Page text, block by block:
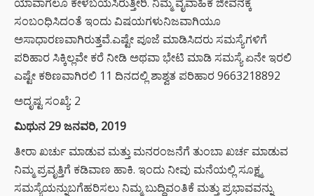
ಸಂಬಂಧಿಸಿದಂತೆ ಇಂದು ವಿಷಯಗಳುನಿಜವಾಗಿಯೂ
ಅಸಾಧಾರಣವಾಗಿರುತ್ತವೆ.ಎಷ್ಟೇ ಪೂಜೆ ಮಾಡಿಸಿದರು ಸಮಸ್ಯೆಗಳಿಗೆ
ಪರಿಹಾರ ಸಿಕ್ಕಿಲ್ಲವೇ ಕರೆ ನೀಡಿ ಅಥವಾ ಭೇಟಿ ಮಾಡಿ ಸಮಸ್ಯೆ ಏನೇ ಇರಲಿ
ಎಷ್ಟೇ ಕಠಿಣವಾಗಿರಲಿ 11 ದಿನದಲ್ಲಿ ಶಾಶ್ವತ ಪರಿಹಾರ 9663218892
ಅದೃಷ್ಟ ಸಂಖ್ಯೆ: 2
ಮಿಥುನ 29 ಜನವರಿ, 2019
ತೀರಾ ಖರ್ಚು ಮಾಡುವ ಮತ್ತು ಮನರಂಜನೆಗೆ ತುಂಬಾ ಖರ್ಚ ಮಾಡುವ
ನಿಮ್ಮ ಪ್ರವೃತ್ತಿಗೆ ಕಡಿವಾಣ ಹಾಕಿ. ಇಂದು ನೀವು ಮನೆಯಲ್ಲಿ ಸೂಕ್ಷ್ಮ
ಸಮಸ್ಯೆಯನ್ನುಬಗೆಹರಿಸಲು ನಿಮ್ಮ ಬುದ್ಧಿವಂತಿಕೆ ಮತ್ತು ಪ್ರಭಾವವನ್ನು